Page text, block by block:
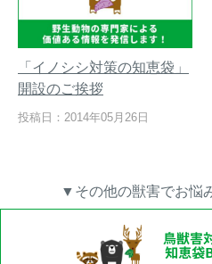
「イノシシ対策の知恵袋」
開設のご挨拶
投稿日：2014年05月26日
▼その他の獣害でお悩